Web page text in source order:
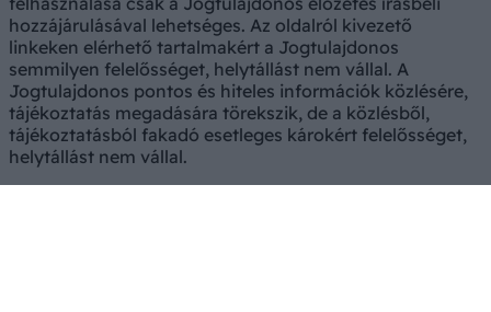
hozzájárulásával lehetséges. Az oldalról kivezető
linkeken elérhető tartalmakért a Jogtulajdonos
semmilyen felelősséget, helytállást nem vállal. A
Jogtulajdonos pontos és hiteles információk közlésére,
tájékoztatás megadására törekszik, de a közlésből,
tájékoztatásból fakadó esetleges károkért felelősséget,
helytállást nem vállal.